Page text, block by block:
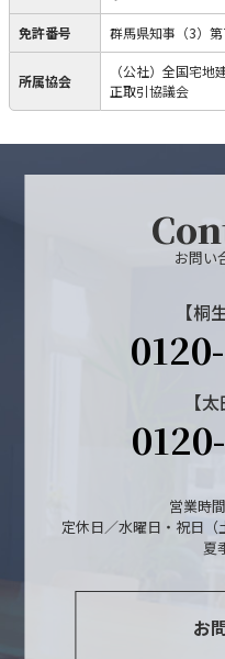
免許番号 群馬県知事（3）
所属協会
（公社）全国宅
正取引協議会
お問い
【桐
【
営業時
定休日／水曜日・祝日
夏
お